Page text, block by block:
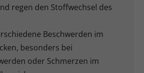
regen den Stoffwechsel des
Beschwerden im
besonders bei
oder Schmerzen im